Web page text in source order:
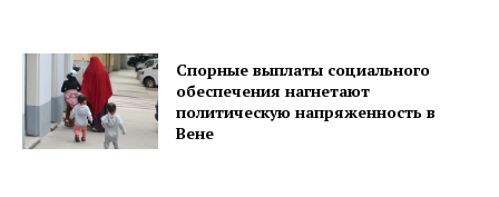
Спорные выплаты социального
обеспечения нагнетают
политическую напряженность в
Вене